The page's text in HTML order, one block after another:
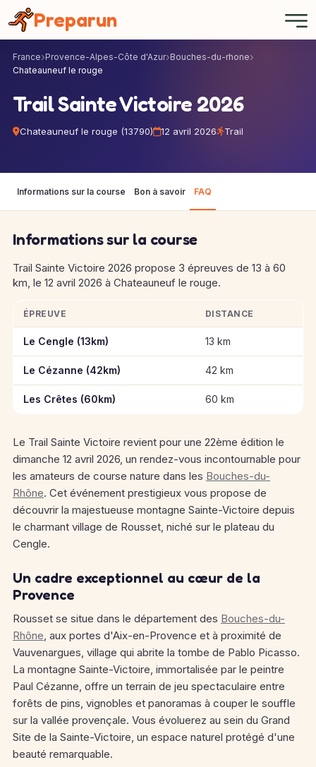
Preparun
France Provence-Alpes-Côte d'Azur Bouches-du-rhone
Chateauneuf le rouge
Trail Sainte Victoire 2026
Chateauneuf le rouge (13790) 12 avril 2026 Trail
Informations sur la course Bon à savoir FAQ
Informations sur la course
Trail Sainte Victoire 2026 propose 3 épreuves de 13 à 60
km, le 12 avril 2026 à Chateauneuf le rouge.
Informations clés des épreuves de Trail Sainte Victoire 2026
ÉPREUVE DISTANCE
Le Cengle (13km) 13 km
Le Cézanne (42km) 42 km
Les Crêtes (60km) 60 km
Le Trail Sainte Victoire revient pour une 22ème édition le
dimanche 12 avril 2026, un rendez-vous incontournable pour
les amateurs de course nature dans les Bouches-du-
Rhône. Cet événement prestigieux vous propose de
découvrir la majestueuse montagne Sainte-Victoire depuis
le charmant village de Rousset, niché sur le plateau du
Cengle.
Un cadre exceptionnel au cœur de la
Provence
Rousset se situe dans le département des Bouches-du-
Rhône, aux portes d'Aix-en-Provence et à proximité de
Vauvenargues, village qui abrite la tombe de Pablo Picasso.
La montagne Sainte-Victoire, immortalisée par le peintre
Paul Cézanne, offre un terrain de jeu spectaculaire entre
forêts de pins, vignobles et panoramas à couper le souffle
sur la vallée provençale. Vous évoluerez au sein du Grand
Site de la Sainte-Victoire, un espace naturel protégé d'une
beauté remarquable.
Panneau de gestion des cookies